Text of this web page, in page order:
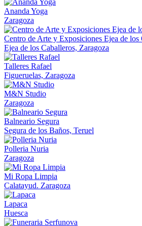
Ananda Yoga
Zaragoza
Centro de Arte y Exposiciones Ejea de los
Ejea de los Caballeros, Zaragoza
Talleres Rafael
Figueruelas, Zaragoza
M&N Studio
Zaragoza
Balneario Segura
Segura de los Baños, Teruel
Polleria Nuria
Zaragoza
Mi Ropa Limpia
Calatayud. Zaragoza
Lapaca
Huesca